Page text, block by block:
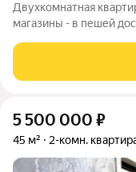
Двухкомнатная
магазины - в пешей
5 500 000 ₽
45 м² 2-комн.